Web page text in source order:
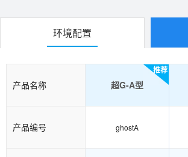
环境配置
产品名称
推荐
超G-A型
产品编号 ghostA